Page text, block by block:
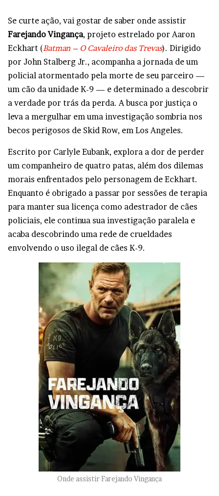
Se curte ação, vai gostar de saber onde assistir
Farejando Vingança, projeto estrelado por Aaron
Eckhart (Batman – O Cavaleiro das Trevas). Dirigido
por John Stalberg Jr., acompanha a jornada de um
policial atormentado pela morte de seu parceiro —
um cão da unidade K-9 — e determinado a descobrir
a verdade por trás da perda. A busca por justiça o
leva a mergulhar em uma investigação sombria nos
becos perigosos de Skid Row, em Los Angeles.
Escrito por Carlyle Eubank, explora a dor de perder
um companheiro de quatro patas, além dos dilemas
morais enfrentados pelo personagem de Eckhart.
Enquanto é obrigado a passar por sessões de terapia
para manter sua licença como adestrador de cães
policiais, ele continua sua investigação paralela e
acaba descobrindo uma rede de crueldades
envolvendo o uso ilegal de cães K-9.
Onde assistir Farejando Vingança